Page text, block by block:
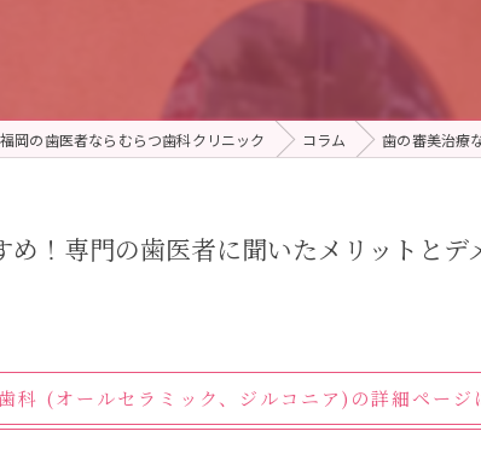
ンテナンス)
福岡の歯医者ならむらつ歯科クリニック コラム 歯の審美治療
！専門の歯医者に聞いたメリットとデ
科 (オールセラミック、ジルコニア)の詳細ページ